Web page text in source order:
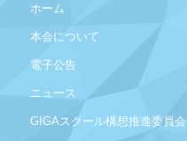
ホーム
本会について
電子公告
ニュース
GIGAスクール構想推進委員会